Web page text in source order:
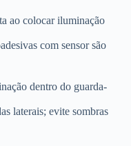
ao colocar iluminação
com sensor são
dentro do guarda-
laterais; evite sombras